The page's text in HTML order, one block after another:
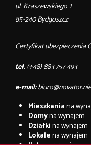
ul. Kraszewskiego 1
85-240 Bydgoszcz
Certyfikat ubezpieczenia
tel.(+48) 883 757 493
e-mail:
Mieszkaniana
Domyna wynajem
Działkina wynajem
Lokalena wynajem
Halena wynajem